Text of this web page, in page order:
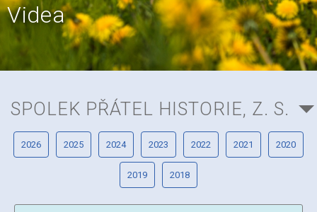
Videa
SPOLEK PŘÁTEL HISTORIE, Z. S.
2026 2025 2024 2023 2022 2021 2020
2019 2018